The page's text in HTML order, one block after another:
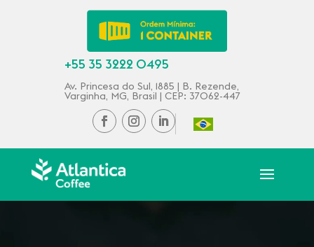
+55 35 3222 0495
Av. Princesa do Sul, 1885 | B. Rezende,
Varginha, MG, Brasil | CEP: 37062-447